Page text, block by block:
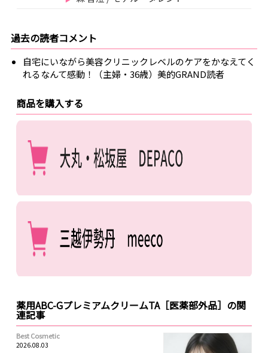
過去の読者コメント
自宅にいながら美容クリニックレベルのケアをかなえてく
れるなんて感動！（主婦・36歳）美的GRAND読者
商品を購入する
薬用ABC-GプレミアムクリームTA［医薬部外品］の関
連記事
Best Cosmetic
2026.08.03